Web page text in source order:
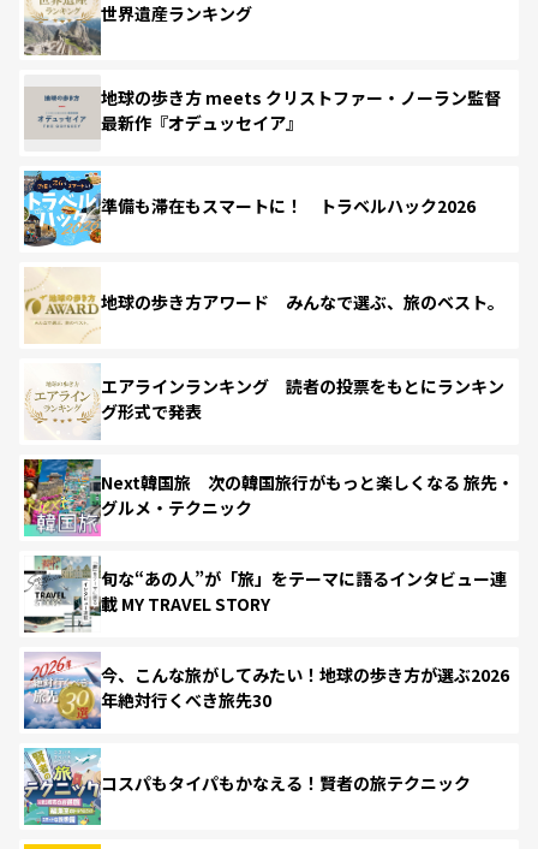
世界遺産ランキング
地球の歩き方 meets クリストファー・ノーラン監督
最新作『オデュッセイア』
準備も滞在もスマートに！ トラベルハック2026
地球の歩き方アワード みんなで選ぶ、旅のベスト。
エアラインランキング 読者の投票をもとにランキン
グ形式で発表
Next韓国旅 次の韓国旅行がもっと楽しくなる 旅先・
グルメ・テクニック
旬な“あの人”が「旅」をテーマに語るインタビュー連
載 MY TRAVEL STORY
今、こんな旅がしてみたい！地球の歩き方が選ぶ2026
年絶対行くべき旅先30
コスパもタイパもかなえる！賢者の旅テクニック